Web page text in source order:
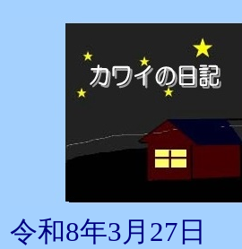
令和8年3月27日